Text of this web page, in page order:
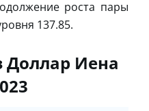
роста пары
137.85.
Доллар Иена